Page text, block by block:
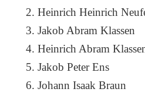
Heinrich Heinrich
Jakob Abram Klassen
Heinrich Abram
Jakob Peter Ens
Johann Isaak Braun